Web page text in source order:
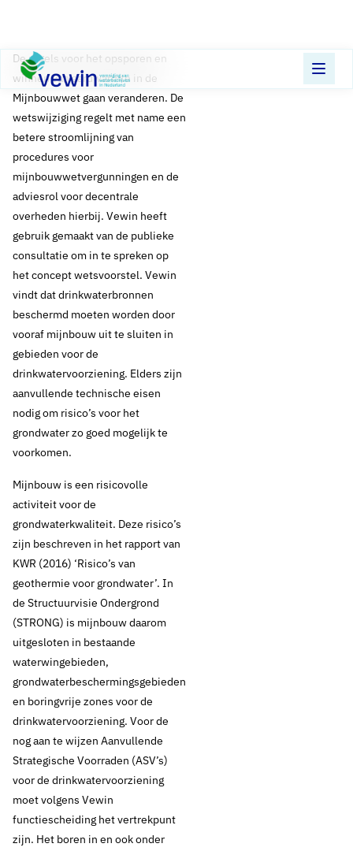
Direct naar content
Terug naar de startpagina
23 juli 2019 Nieuws
​De regels voor het opsporen en
winnen van aardwarmte in de
Mijnbouwwet gaan veranderen. De
wetswijziging regelt met name een
betere stroomlijning van
procedures voor
mijnbouwwetvergunningen en de
adviesrol voor decentrale
overheden hierbij. Vewin heeft
gebruik gemaakt van de publieke
consultatie om in te spreken op
het concept wetsvoorstel. Vewin
vindt dat drinkwaterbronnen
beschermd moeten worden door
vooraf mijnbouw uit te sluiten in
gebieden voor de
drinkwatervoorziening. Elders zijn
aanvullende technische eisen
nodig om risico’s voor het
grondwater zo goed mogelijk te
voorkomen.
Mijnbouw is een risicovolle
activiteit voor de
grondwaterkwaliteit. Deze risico’s
zijn beschreven in het rapport van
KWR (2016) ‘Risico’s van
geothermie voor grondwater’. In
de Structuurvisie Ondergrond
(STRONG) is mijnbouw daarom
uitgesloten in bestaande
waterwingebieden,
grondwaterbeschermingsgebieden
en boringvrije zones voor de
drinkwatervoorziening. Voor de
nog aan te wijzen Aanvullende
Strategische Voorraden (ASV’s)
voor de drinkwatervoorziening
moet volgens Vewin
functiescheiding het vertrekpunt
zijn. Het boren in en ook onder